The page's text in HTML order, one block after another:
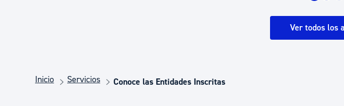
Seguridad ciudadana y emergencias
Ver todos los
Inicio Servicios Conoce las Entidades Inscritas